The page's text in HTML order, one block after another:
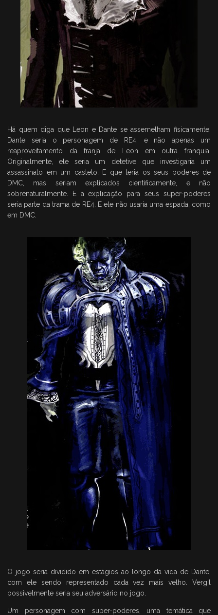
Há quem diga que Leon e Dante se assemelham fisicamente.
Dante seria o personagem de RE4, e não apenas um
reaproveitamento da franja de Leon em outra franquia.
Originalmente, ele seria um detetive que investigaria um
assassinato em um castelo. E que teria os seus poderes de
DMC, mas seriam explicados cientificamente, e não
sobrenaturalmente. E a explicação para seus super-poderes
seria parte da trama de RE4. E ele não usaria uma espada, como
em DMC.
O jogo seria dividido em estágios ao longo da vida de Dante,
com ele sendo representado cada vez mais velho. Vergil
possivelmente seria seu adversário no jogo.
Um personagem com super-poderes, uma temática que